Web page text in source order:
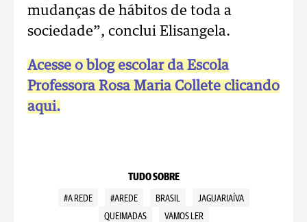
mudanças de hábitos de toda a
sociedade”, conclui Elisangela.
Acesse o blog escolar da Escola
Professora Rosa Maria Collete clicando
aqui.
TUDO SOBRE
#A REDE #AREDE BRASIL
JAGUARIAÍVA
QUEIMADAS
VAMOS LER